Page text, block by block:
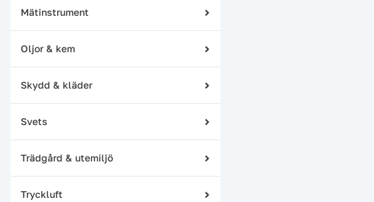
Mätinstrument
Oljor & kem
Skydd & kläder
Svets
Trädgård & utemiljö
Tryckluft